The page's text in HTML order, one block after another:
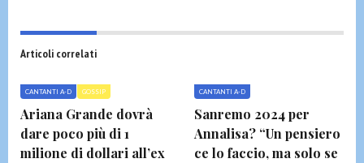
Articoli correlati
CANTANTI A-D GOSSIP
Ariana Grande dovrà
dare poco più di 1
milione di dollari all’ex
CANTANTI A-D
Sanremo 2024 per
Annalisa? “Un pensiero
ce lo faccio, ma solo se